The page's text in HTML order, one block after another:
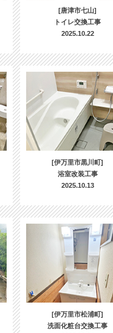
[唐津市七山]
トイレ交換工事
2025.10.22
[伊万里市黒川町]
浴室改装工事
2025.10.13
[伊万里市松浦町]
洗面化粧台交換工事